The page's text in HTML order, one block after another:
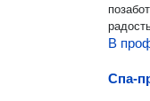
В
Спа-